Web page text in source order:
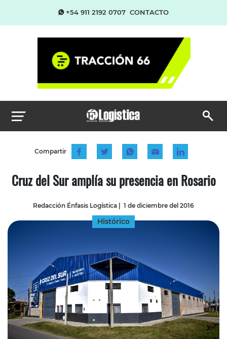
+54 911 2192 0707 CONTACTO
Compartir
Cruz del Sur amplía su presencia en Rosario
Redacción Énfasis Logística | 1 de diciembre del 2016
Histórico